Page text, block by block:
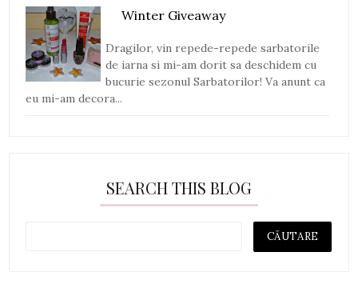
Winter Giveaway
Dragilor, vin repede-repede sarbatorile
de iarna si mi-am dorit sa deschidem cu
bucurie sezonul Sarbatorilor! Va anunt ca
eu mi-am decora...
SEARCH THIS BLOG